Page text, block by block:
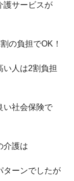
護サービスが
負担でOK！
人は2割負担
い社会保険で
介護は
ーンでしたが